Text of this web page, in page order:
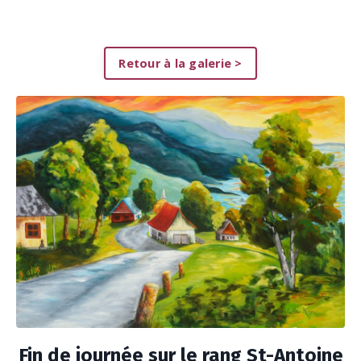
Retour à la galerie >
Fin de journée sur le rang St-Antoine